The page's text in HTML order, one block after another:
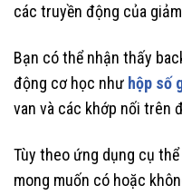
các truyền động của
Bạn có thể nhận thấy
động cơ học như hộp số
van và các khớp nối trên
Tùy theo ứng dụng cụ
mong muốn có hoặc